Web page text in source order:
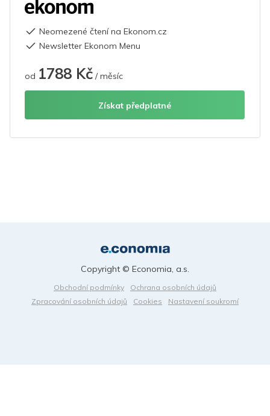
Neomezené čtení na Ekonom.cz
Newsletter Ekonom Menu
od 1788 Kč / měsíc
Získat předplatné
Obchodní podmínky
Ochrana osobních údajů
Zpracování osobních údajů
Cookies Nastavení soukromí
Copyright © Economia, a.s.